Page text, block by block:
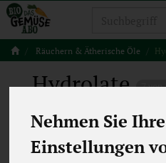
Nehmen Sie
Einstellungen
Räuchern & Ätherische Öle
Hydrolate 7 von
12